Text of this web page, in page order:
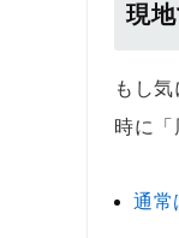
現
もし
時に「
通常